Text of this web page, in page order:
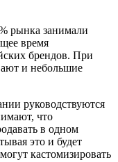
рынка занимали
время
брендов. При
и небольшие
руководствуются
что
в одном
это и будет
кастомизировать